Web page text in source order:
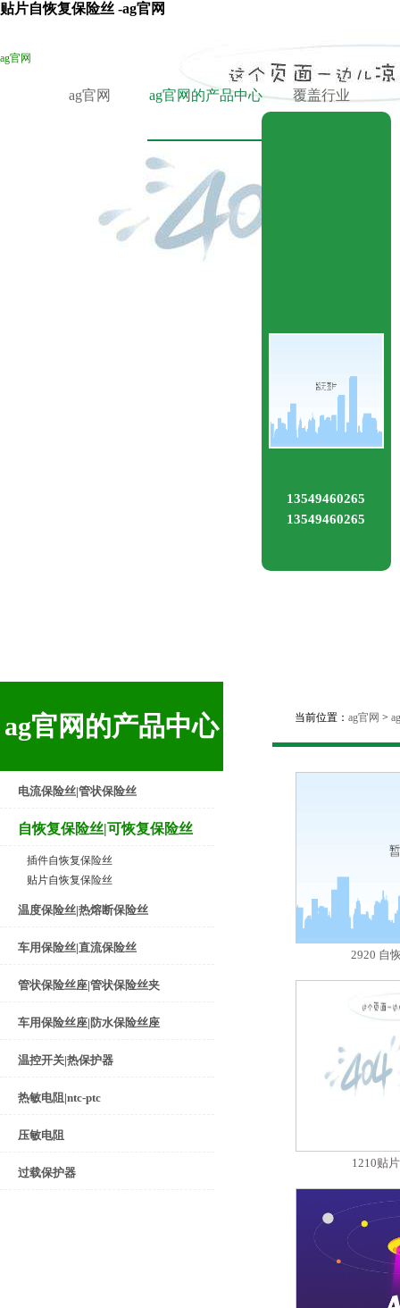
贴片自恢复保险丝 -ag官网
ag官网
ag官网 ag官网的产品中心 覆盖行业
ag官网的产品中心
电流保险丝|管状保险丝
自恢复保险丝|可恢复保险丝
插件自恢复保险丝
贴片自恢复保险丝
温度保险丝|热熔断保险丝
车用保险丝|直流保险丝
管状保险丝座|管状保险丝夹
车用保险丝座|防水保险丝座
温控开关|热保护器
热敏电阻|ntc-ptc
压敏电阻
过载保护器
当前位置： ag官网 >
2920 自
1210贴
13549460265
13549460265